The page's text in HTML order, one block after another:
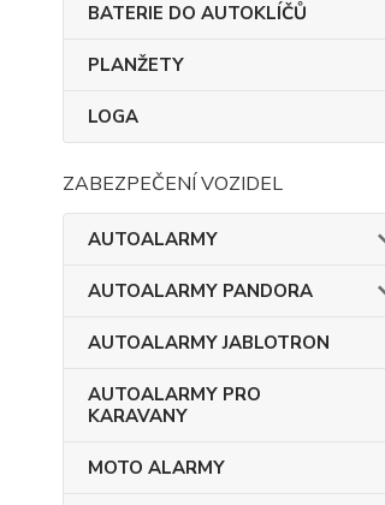
BATERIE DO AUTOKLÍČŮ
PLANŽETY
LOGA
ZABEZPEČENÍ VOZIDEL
AUTOALARMY
AUTOALARMY PANDORA
AUTOALARMY JABLOTRON
AUTOALARMY PRO
KARAVANY
MOTO ALARMY